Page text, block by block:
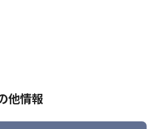
すが、エンジニアからも開発者目
見出しを行っていただきます。デザ
がFigmaに作成したものについてフ
他情報